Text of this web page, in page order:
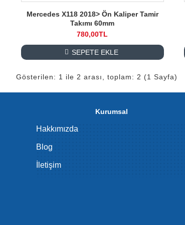
Mercedes X118 2018> Ön Kaliper Tamir
Takımı 60mm
780,00TL
SEPETE EKLE
Gösterilen: 1 ile 2 arası, toplam: 2 (1 Sayfa)
Kurumsal
Hakkımızda
Blog
İletişim